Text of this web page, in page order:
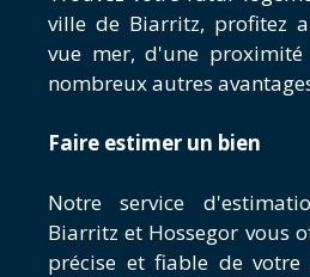
ville de Biarritz, profitez
vue mer, d'une
nombreux autres
Faire estimer un bien
Notre service d'
Biarritz et Hossegor vous
précise et fiable de votre